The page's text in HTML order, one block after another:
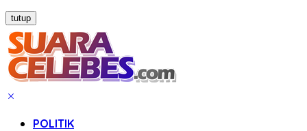
tutup
POLITIK